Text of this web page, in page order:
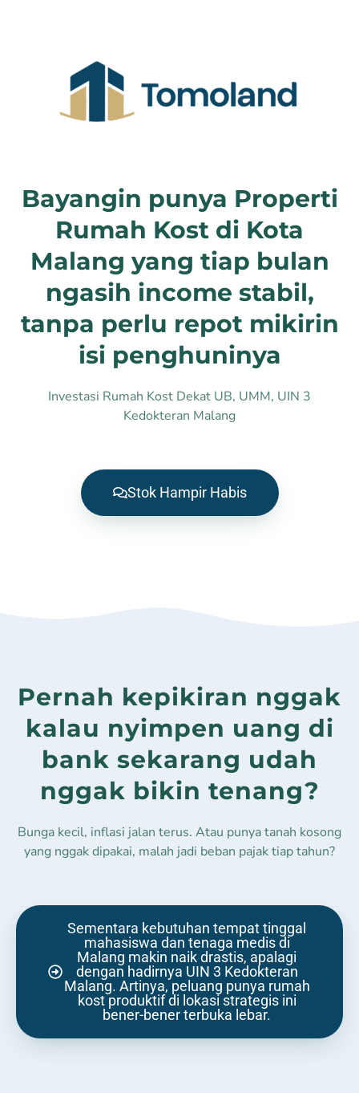
Bayangin punya Properti
Rumah Kost di Kota
Malang yang tiap bulan
ngasih income stabil,
tanpa perlu repot mikirin
isi penghuninya
Investasi Rumah Kost Dekat UB, UMM, UIN 3
Kedokteran Malang
Stok Hampir Habis
Pernah kepikiran nggak
kalau nyimpen uang di
bank sekarang udah
nggak bikin tenang?
Bunga kecil, inflasi jalan terus. Atau punya tanah kosong
yang nggak dipakai, malah jadi beban pajak tiap tahun?
Sementara kebutuhan tempat tinggal
mahasiswa dan tenaga medis di
Malang makin naik drastis, apalagi
dengan hadirnya UIN 3 Kedokteran
Malang. Artinya, peluang punya rumah
kost produktif di lokasi strategis ini
bener-bener terbuka lebar.